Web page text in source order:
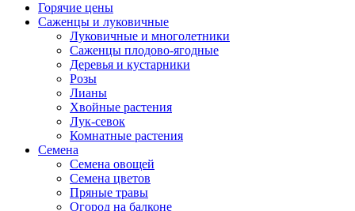
Горячие цены
Саженцы и луковичные
Луковичные и многолетники
Саженцы плодово-ягодные
Деревья и кустарники
Розы
Лианы
Хвойные растения
Лук-севок
Комнатные растения
Семена
Семена овощей
Семена цветов
Пряные травы
Огород на балконе